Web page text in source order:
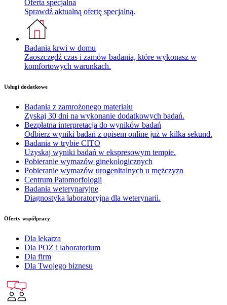
Oferta specjalna
Sprawdź aktualną ofertę specjalną.
Badania krwi w domu
Zaoszczędź czas i zamów badania, które wykonasz w
komfortowych warunkach.
Usługi dodatkowe
Badania z zamrożonego materiału
Zyskaj 30 dni na wykonanie dodatkowych badań.
Bezpłatna interpretacja do wyników badań
Odbierz wyniki badań z opisem online już w kilka sekund.
Badania w trybie CITO
Uzyskaj wyniki badań w ekspresowym tempie.
Pobieranie wymazów ginekologicznych
Pobieranie wymazów urogenitalnych u mężczyzn
Centrum Patomorfologii
Badania weterynaryjne
Diagnostyka laboratoryjna dla weterynarii.
Oferty współpracy
Dla lekarza
Dla POZ i laboratorium
Dla firm
Dla Twojego biznesu